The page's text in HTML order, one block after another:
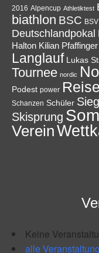
2016 Alpencup Athletiktest
biathlon BSC BSV
Deutschlandpokal
Halton Kilian Pfaffinger
Langlauf Lukas
Tournee nordic
Podest power
Schanzen Schüler Sieg
Skisprung
Verein
Keine
alle